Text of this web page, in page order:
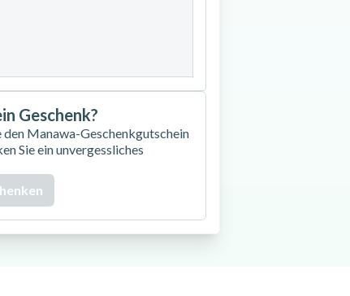
Geschenk?
den Manawa-Geschenkgutschein
Sie ein unvergessliches